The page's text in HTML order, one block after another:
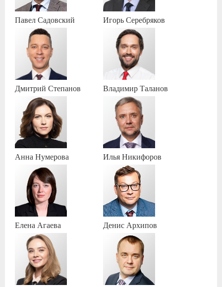
ПавелСадовский ИгорьСеребряков
Дмитрий Степанов ВладимирТаланов
Анна Нумерова ИльяНикифоров
Елена Агаева Денис Архипов